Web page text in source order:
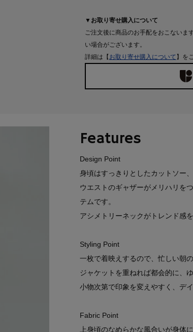
▼お取り寄せ購入について
ご注文後に商品のお手配をおこないま
い場合がございます。
詳細は【 お取り寄せ購入について 】を
Features
Design Point
身頃はすっきりとしたカットソー
ウエストのギャザーがメリハリを
テムです。
アシメトリーネックがトレンド感
Styling Point
一枚で着映えするので、忙しい朝の
ジャケットを重ねれば都会的に、
小物次第で印象を変えやすく、デ
Fabric Point
上身頃のなめらかな風合いが身体